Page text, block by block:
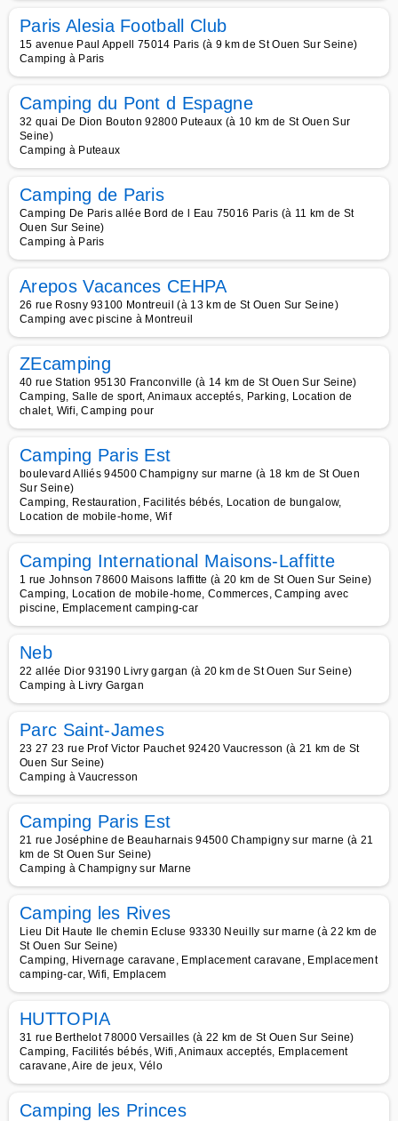
Paris Alesia Football Club
15 avenue Paul Appell 75014 Paris (à 9 km de St Ouen Sur Seine)
Camping à Paris
Camping du Pont d Espagne
32 quai De Dion Bouton 92800 Puteaux (à 10 km de St Ouen Sur
Seine)
Camping à Puteaux
Camping de Paris
Camping De Paris allée Bord de l Eau 75016 Paris (à 11 km de St
Ouen Sur Seine)
Camping à Paris
Arepos Vacances CEHPA
26 rue Rosny 93100 Montreuil (à 13 km de St Ouen Sur Seine)
Camping avec piscine à Montreuil
ZEcamping
40 rue Station 95130 Franconville (à 14 km de St Ouen Sur Seine)
Camping, Salle de sport, Animaux acceptés, Parking, Location de
chalet, Wifi, Camping pour
Camping Paris Est
boulevard Alliés 94500 Champigny sur marne (à 18 km de St Ouen
Sur Seine)
Camping, Restauration, Facilités bébés, Location de bungalow,
Location de mobile-home, Wif
Camping International Maisons-Laffitte
1 rue Johnson 78600 Maisons laffitte (à 20 km de St Ouen Sur Seine)
Camping, Location de mobile-home, Commerces, Camping avec
piscine, Emplacement camping-car
Neb
22 allée Dior 93190 Livry gargan (à 20 km de St Ouen Sur Seine)
Camping à Livry Gargan
Parc Saint-James
23 27 23 rue Prof Victor Pauchet 92420 Vaucresson (à 21 km de St
Ouen Sur Seine)
Camping à Vaucresson
Camping Paris Est
21 rue Joséphine de Beauharnais 94500 Champigny sur marne (à 21
km de St Ouen Sur Seine)
Camping à Champigny sur Marne
Camping les Rives
Lieu Dit Haute Ile chemin Ecluse 93330 Neuilly sur marne (à 22 km de
St Ouen Sur Seine)
Camping, Hivernage caravane, Emplacement caravane, Emplacement
camping-car, Wifi, Emplacem
HUTTOPIA
31 rue Berthelot 78000 Versailles (à 22 km de St Ouen Sur Seine)
Camping, Facilités bébés, Wifi, Animaux acceptés, Emplacement
caravane, Aire de jeux, Vélo
Camping les Princes